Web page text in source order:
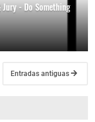
Jury - Do Something
Entradas antiguas